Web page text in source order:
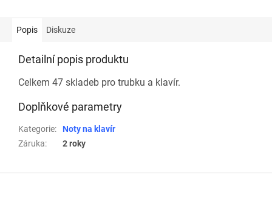
Popis Diskuze
Detailní popis produktu
Celkem 47 skladeb pro trubku a klavír.
Doplňkové parametry
Kategorie:
Noty na klavír
Záruka: 2 roky